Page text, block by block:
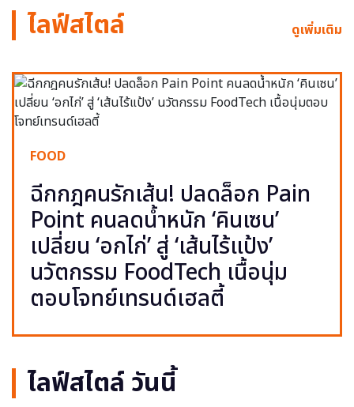
ไลฟ์สไตล์ ดูเพิ่มเติม
FOOD
ฉีกกฎคนรักเส้น! ปลดล็อก Pain
Point คนลดน้ำหนัก ‘คินเซน’
เปลี่ยน ‘อกไก่’ สู่ ‘เส้นไร้แป้ง’
นวัตกรรม FoodTech เนื้อนุ่ม
ตอบโจทย์เทรนด์เฮลตี้
ไลฟ์สไตล์ วันนี้